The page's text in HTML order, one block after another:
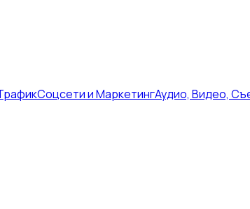
Соцсети и МаркетингАудио, Видео,